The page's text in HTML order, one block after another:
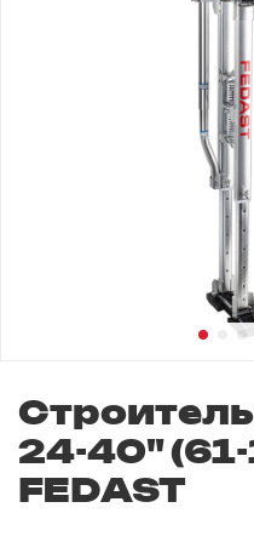
24-40"
FEDAST